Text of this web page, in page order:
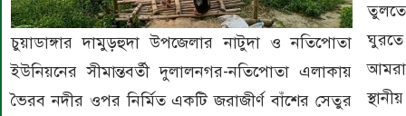
চুয়াডাঙ্গার দামুড়হুদা উপজেলার নাটুদা ও নতিপোতা
ইউনিয়নের সীমান্তবর্তী দুলালনগর-নতিপোতা এলাকায়
ভৈরব নদীর ওপর নির্মিত একটি জরাজীর্ণ বাঁশের সেতুর
তুলতে
ঘুরতে
আমরা